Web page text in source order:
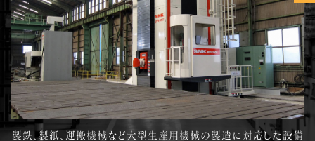
製鉄、製紙、運搬機械など大型生産用機械の製造に対応した設備